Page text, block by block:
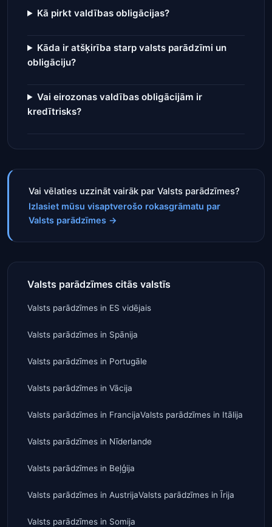
Kā pirkt valdības obligācijas?
Kāda ir atšķirība starp valsts parādzīmi un
obligāciju?
Vai eirozonas valdības obligācijām ir
kredītrisks?
Vai vēlaties uzzināt vairāk par Valsts parādzīmes?
Izlasiet mūsu visaptverošo rokasgrāmatu par
Valsts parādzīmes →
Valsts parādzīmes citās valstīs
Valsts parādzīmes in ES vidējais
Valsts parādzīmes in Spānija
Valsts parādzīmes in Portugāle
Valsts parādzīmes in Vācija
Valsts parādzīmes in FrancijaValsts parādzīmes in Itālija
Valsts parādzīmes in Nīderlande
Valsts parādzīmes in Beļģija
Valsts parādzīmes in AustrijaValsts parādzīmes in Īrija
Valsts parādzīmes in Somija